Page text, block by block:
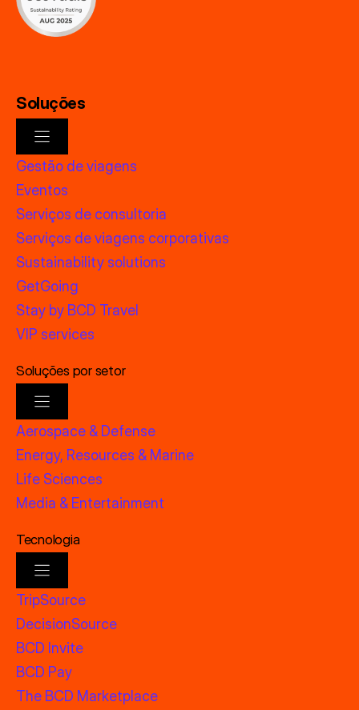
Soluções
Gestão de viagens
Eventos
Serviços de consultoria
Serviços de viagens corporativas
Sustainability solutions
GetGoing
Stay by BCD Travel
VIP services
Soluções por setor
Aerospace & Defense
Energy, Resources & Marine
Life Sciences
Media & Entertainment
Tecnologia
TripSource
DecisionSource
BCD Invite
BCD Pay
The BCD Marketplace